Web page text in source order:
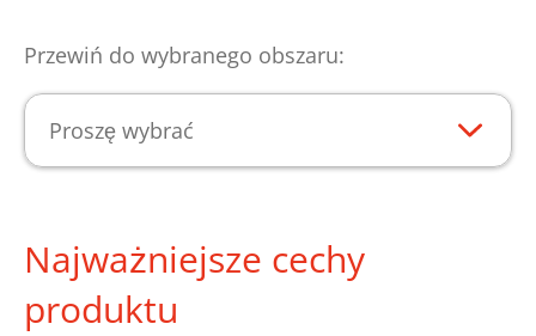
Przewiń do wybranego obszaru:
Proszę wybrać
Najważniejsze cechy
produktu